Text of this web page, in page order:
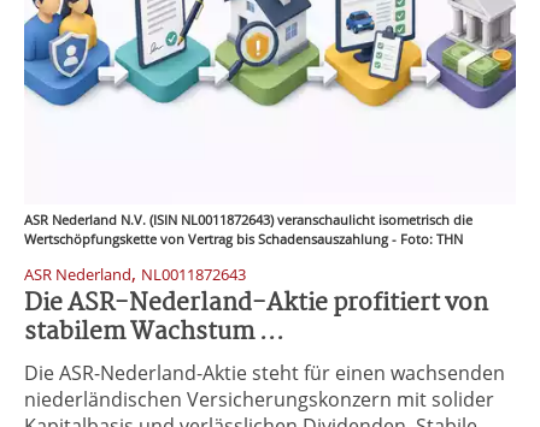
ASR Nederland N.V. (ISIN NL0011872643) veranschaulicht isometrisch die
Wertschöpfungskette von Vertrag bis Schadensauszahlung - Foto: THN
ASR Nederland, NL0011872643
Die ASR-Nederland-Aktie profitiert von
stabilem Wachstum ...
Die ASR-Nederland-Aktie steht für einen wachsenden
niederländischen Versicherungskonzern mit solider